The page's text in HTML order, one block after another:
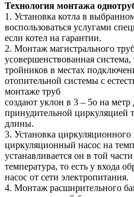
Технология монтажа
1. Установка котла в
воспользоваться услугами
если котел на гарантии.
2. Монтаж магистрального
усовершенствованная система,
тройников в местах
отопительной системы с
монтаже труб
создают уклон в 3 – 5о на
принудительной циркуляцией
длины.
3. Установка циркуляционного
циркуляционный насос на
устанавливается он в той
температура, то есть у входа
насос от сети электропитания.
4. Монтаж расширительного